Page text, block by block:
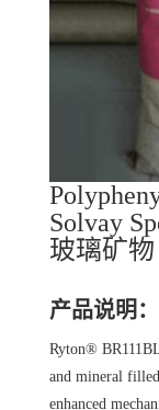
Solvay
玻璃矿物
产品说明：
Ryton®
and mineral
enhanced